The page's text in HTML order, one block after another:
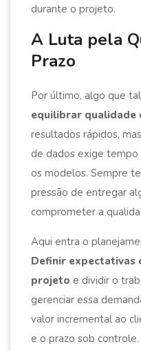
durante o projeto.
A Luta pela
Prazo
Por último, algo que
equilibrar qualidade
resultados rápidos,
de dados exige tempo
os modelos. Sempre
pressão de entregar
comprometer a
Aqui entra o
Definir expectativas
projeto e dividir o
gerenciar essa
valor incremental ao
e o prazo sob controle.